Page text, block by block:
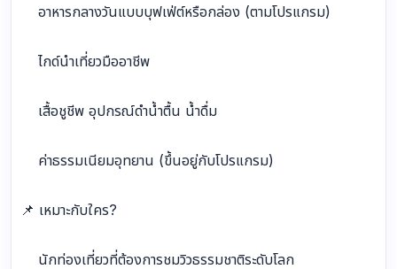
อาหารกลางวันแบบบุฟเฟ่ต์หรือกล่อง (ตามโปรแกรม)
ไกด์นำเที่ยวมืออาชีพ
เสื้อชูชีพ อุปกรณ์ดำน้ำตื้น น้ำดื่ม
ค่าธรรมเนียมอุทยาน (ขึ้นอยู่กับโปรแกรม)
📌 เหมาะกับใคร?
นักท่องเที่ยวที่ต้องการชมวิวธรรมชาติระดับโลก